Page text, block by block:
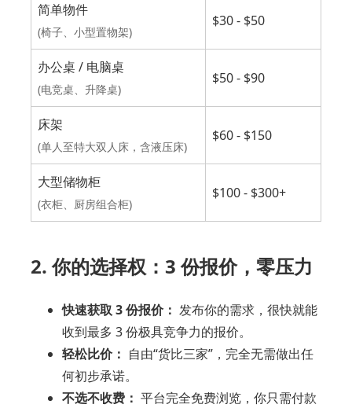
简单物件
(椅子、小型置物架)
$30 - $50
办公桌 / 电脑桌
(电竞桌、升降桌)
$50 - $90
床架
(单人至特大双人床，含液压床)
$60 - $150
大型储物柜
(衣柜、厨房组合柜)
$100 - $300+
2. 你的选择权：3 份报价，零压力
快速获取 3 份报价： 发布你的需求，很快就能
收到最多 3 份极具竞争力的报价。
轻松比价： 自由“货比三家”，完全无需做出任
何初步承诺。
不选不收费： 平台完全免费浏览，你只需付款